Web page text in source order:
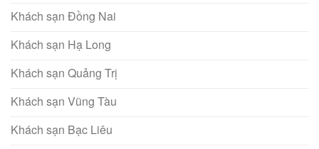
Khách sạn Đồng Nai
Khách sạn Hạ Long
Khách sạn Quảng Trị
Khách sạn Vũng Tàu
Khách sạn Bạc Liêu